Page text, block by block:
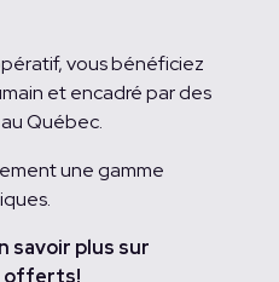
vous bénéficiez
et encadré par des
Québec.
une gamme
savoir plus sur
offerts!